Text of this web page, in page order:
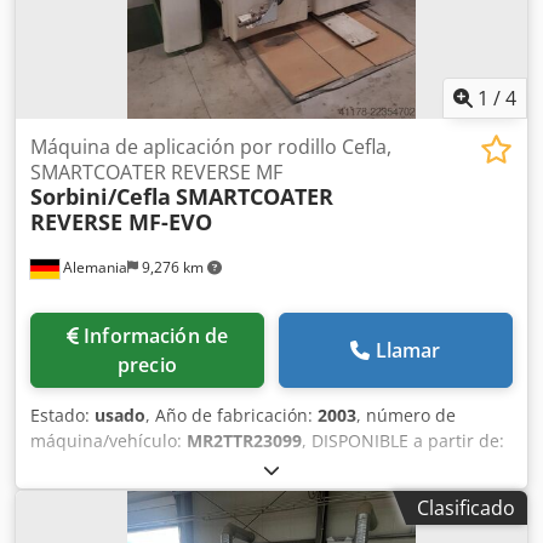
1 /4
Alemania 9,276 km
Máquina de aplicación por rodillo Cefla,
SMARTCOATER REVERSE MF
Sorbini/Cefla SMARTCOATER
REVERSE MF-EVO
Información de
precio
Llamar
Estado: usado, Año de fabricación: 2003, número de
máquina/vehículo: MR2TTR23099, DISPONIBLE a partir de:
Fabricante Cefa/Sorbini - Modelo: SMARTCOATER REVERSE
MF - Dos unidades de aplicación, una en posición REVERSA
- Año de fabricación: 2003 - Ancho de trabajo: 1.300 mm -
Clasificado